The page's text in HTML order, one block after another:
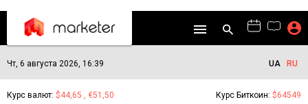
Чт, 6 августа 2026, 16:39 UA RU
Курс валют: $44,65 , €51,50 Курс Биткоин: $64549